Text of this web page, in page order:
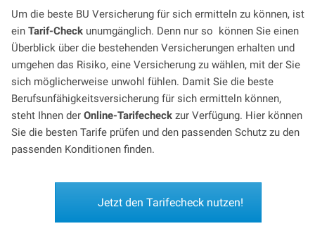
Um die beste BU Versicherung für sich ermitteln zu können, ist
ein Tarif-Checkunumgänglich. Denn nur so können Sie einen
Überblick über die bestehenden Versicherungen erhalten und
umgehen das Risiko, eine Versicherung zu wählen, mit der Sie
sich möglicherweise unwohl fühlen. Damit Sie die beste
Berufsunfähigkeitsversicherung für sich ermitteln können,
steht Ihnen der Online-Tarifecheckzur Verfügung. Hier können
Sie die besten Tarife prüfen und den passenden Schutz zu den
passenden Konditionen finden.
Jetzt den Tarifecheck nutzen!